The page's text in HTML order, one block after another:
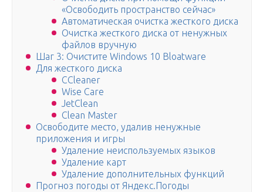
«Освободить пространство сейчас»
Автоматическая очистка жесткого диска
Очистка жесткого диска от ненужных
файлов вручную
Шаг 3: Очистите Windows 10 Bloatware
Для жесткого диска
CCleaner
Wise Care
JetClean
Clean Master
Освободите место, удалив ненужные
приложения и игры
Удаление неиспользуемых языков
Удаление карт
Удаление дополнительных функций
Прогноз погоды от Яндекс.Погоды